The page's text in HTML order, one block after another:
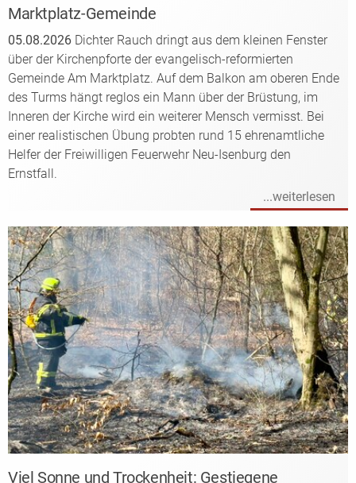
Marktplatz-Gemeinde
05.08.2026 Dichter Rauch dringt aus dem kleinen Fenster
über der Kirchenpforte der evangelisch-reformierten
Gemeinde Am Marktplatz. Auf dem Balkon am oberen Ende
des Turms hängt reglos ein Mann über der Brüstung, im
Inneren der Kirche wird ein weiterer Mensch vermisst. Bei
einer realistischen Übung probten rund 15 ehrenamtliche
Helfer der Freiwilligen Feuerwehr Neu-Isenburg den
Ernstfall.
...weiterlesen
Viel Sonne und Trockenheit: Gestiegene